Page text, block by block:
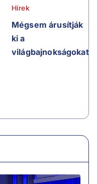
Hírek
Mégsem árusítják
ki a
világbajnokságokat